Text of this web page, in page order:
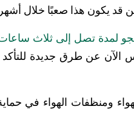
يكون هذا صعبًا خلال أشهر
لمدة تصل إلى ثلاث
الآن عن طرق جديدة
ومنظفات الهواء في